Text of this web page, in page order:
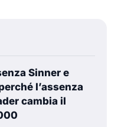
Sinner e
l’assenza
cambia il